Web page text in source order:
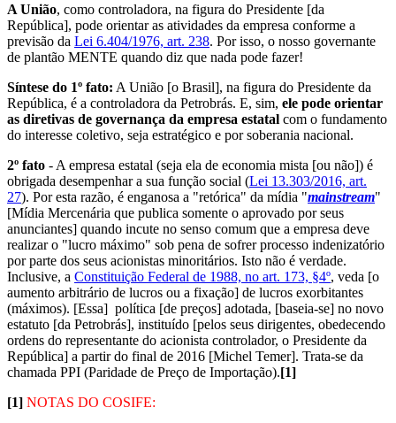
A União, como controladora, na figura do Presidente [da
República], pode orientar as atividades da empresa conforme a
previsão da Lei 6.404/1976, art. 238. Por isso, o nosso governante
de plantão MENTE quando diz que nada pode fazer!
Síntese do 1º fato: A União [o Brasil], na figura do Presidente da
República, é a controladora da Petrobrás. E, sim, ele pode orientar
as diretivas de governança da empresa estatal com o fundamento
do interesse coletivo, seja estratégico e por soberania nacional.
2º fato - A empresa estatal (seja ela de economia mista [ou não]) é
obrigada desempenhar a sua função social (Lei 13.303/2016, art.
27). Por esta razão, é enganosa a "retórica" da mídia "mainstream"
[Mídia Mercenária que publica somente o aprovado por seus
anunciantes] quando incute no senso comum que a empresa deve
realizar o "lucro máximo" sob pena de sofrer processo indenizatório
por parte dos seus acionistas minoritários. Isto não é verdade.
Inclusive, a Constituição Federal de 1988, no art. 173, §4º, veda [o
aumento arbitrário de lucros ou a fixação] de lucros exorbitantes
(máximos). [Essa] política [de preços] adotada, [baseia-se] no novo
estatuto [da Petrobrás], instituído [pelos seus dirigentes, obedecendo
ordens do representante do acionista controlador, o Presidente da
República] a partir do final de 2016 [Michel Temer]. Trata-se da
chamada PPI (Paridade de Preço de Importação).[1]
[1] NOTAS DO COSIFE: